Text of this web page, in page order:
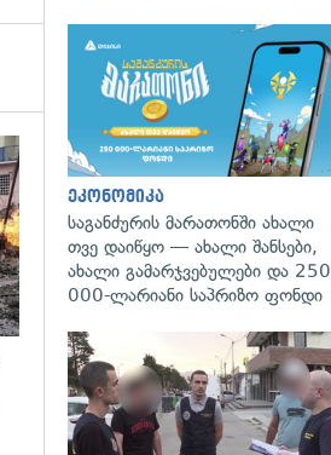
გადახედვა
ეკონომიკა
საგანძურის მარათონში ახალი
თვე დაიწყო — ახალი შანსები,
ახალი გამარჯვებულები და 250
000-ლარიანი საპრიზო ფონდი